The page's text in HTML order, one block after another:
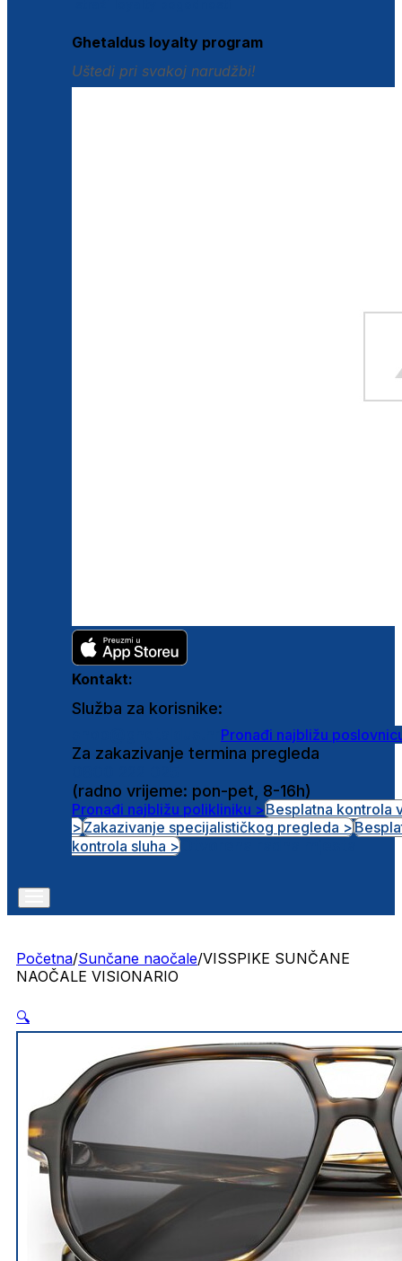
Ghetaldus loyalty program
Uštedi pri svakoj narudžbi!
Kontakt:
Služba za korisnike:
Pronađi najbližu
Za zakazivanje termina pregleda
(radno vrijeme: pon-pet, 8-16h)
Pronađi najbližu polikliniku >Besplatna kontrola
>Zakazivanje specijalističkog pregleda >
kontrola sluha >
Početna/Sunčane naočale/VISSPIKE SUNČANE
NAOČALE VISIONARIO
🔍